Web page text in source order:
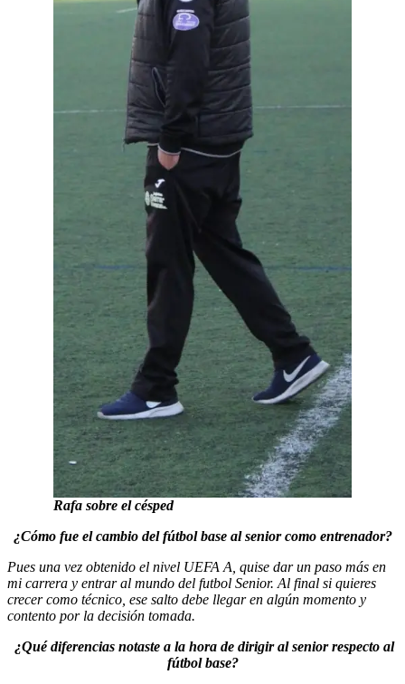
Rafa sobre el césped
¿Cómo fue el cambio del fútbol base al senior como entrenador?
Pues una vez obtenido el nivel UEFA A, quise dar un paso más en
mi carrera y entrar al mundo del futbol Senior. Al final si quieres
crecer como técnico, ese salto debe llegar en algún momento y
contento por la decisión tomada.
¿Qué diferencias notaste a la hora de dirigir al senior respecto al
fútbol base?